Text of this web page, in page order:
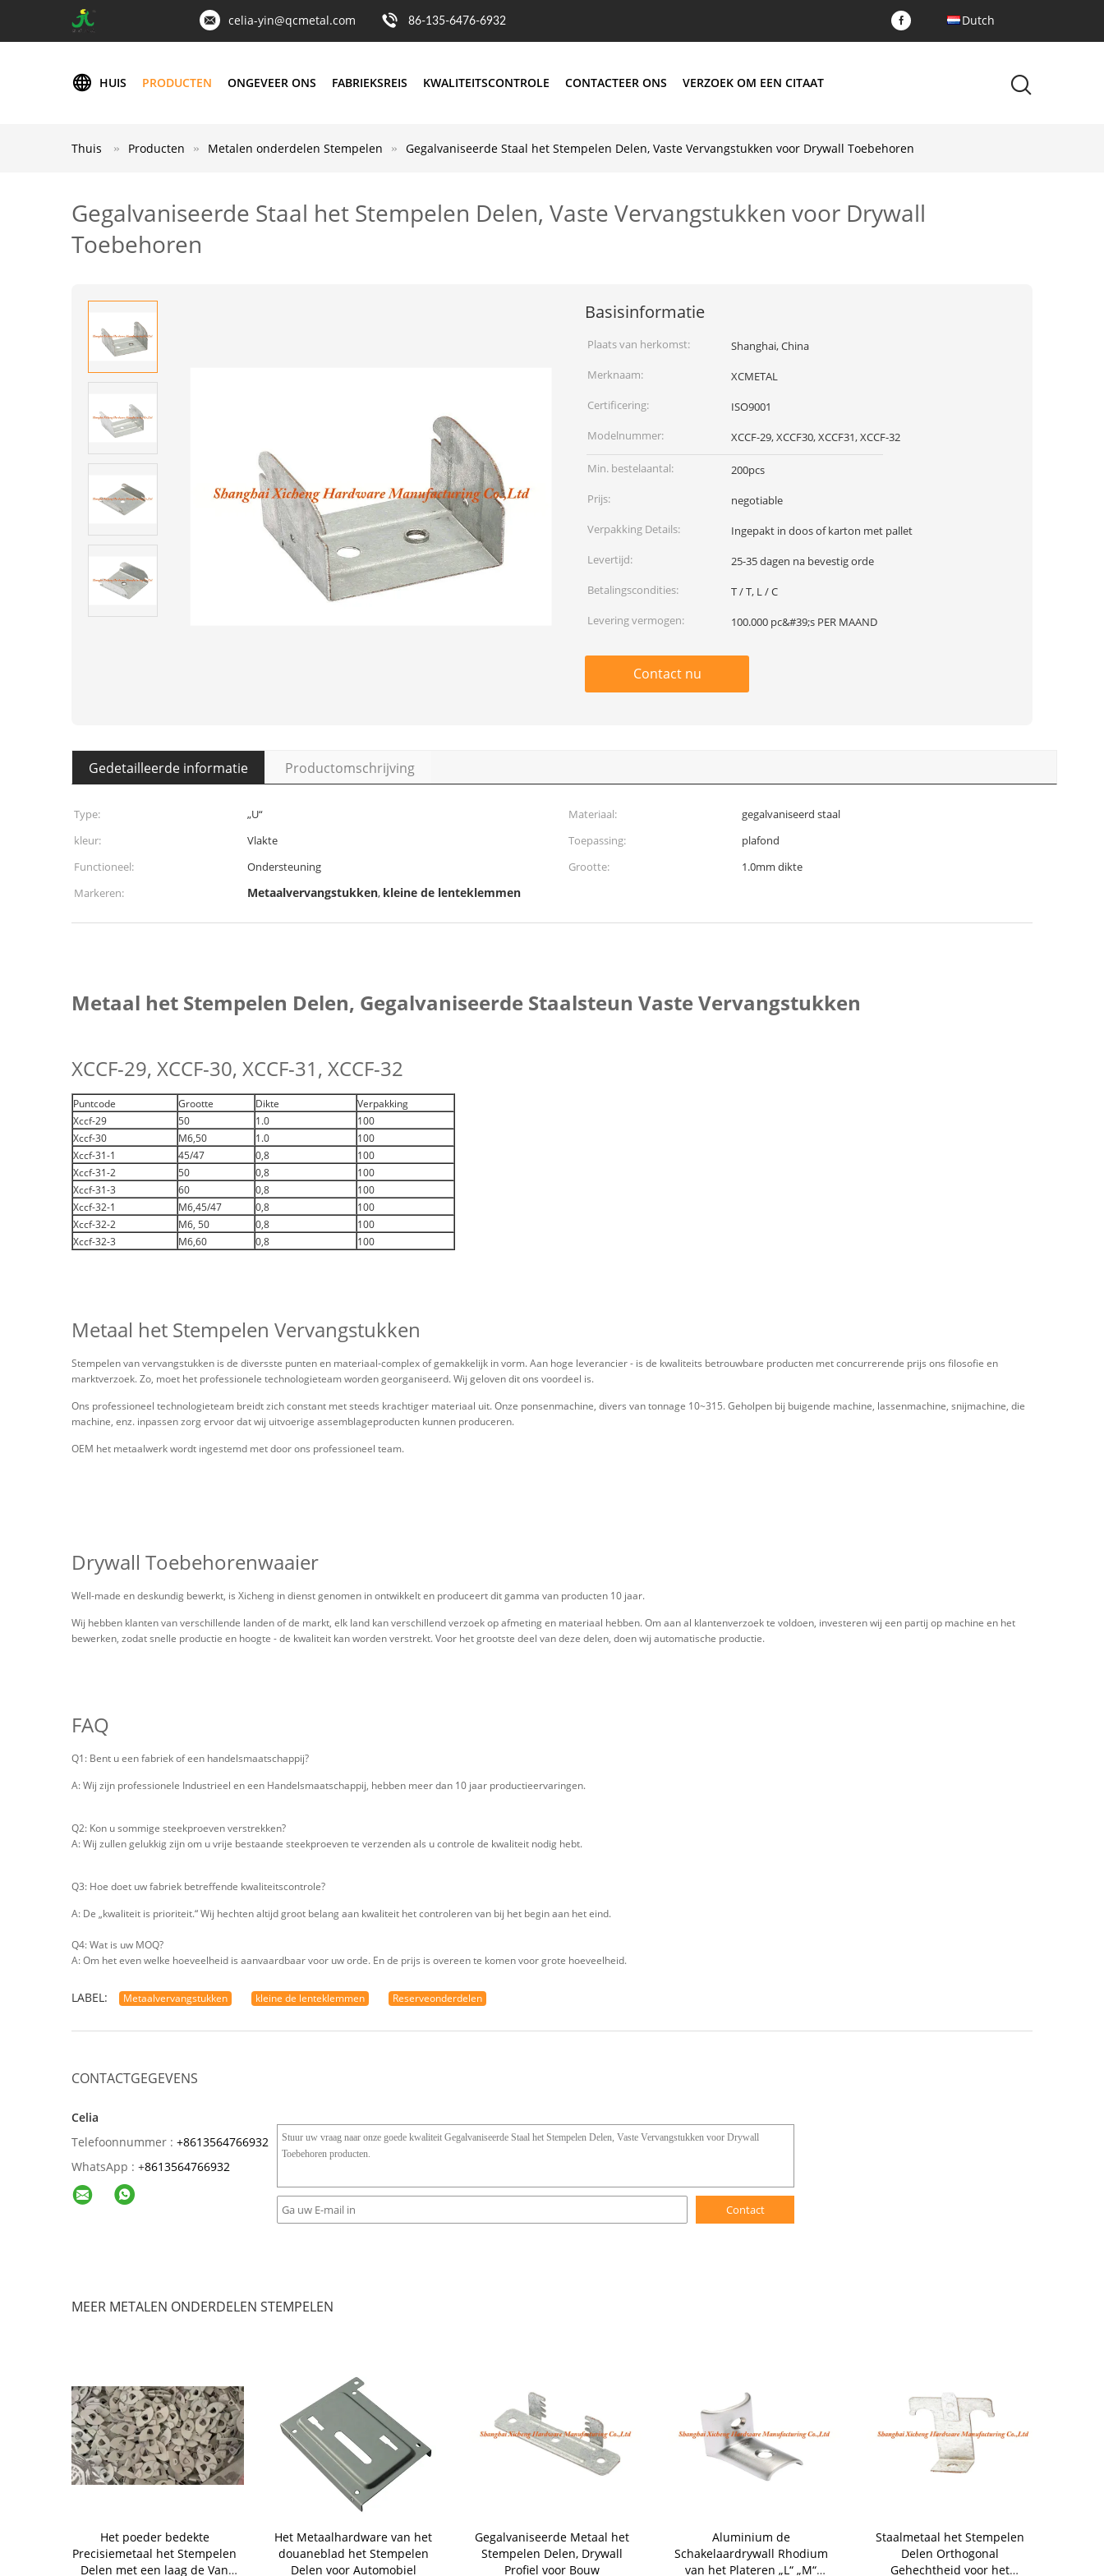
celia-yin@qcmetal.com 86-135-6476-6932 Dutch
HUIS PRODUCTEN ONGEVEER ONS FABRIEKSREIS KWALITEITSCONTROLE CONTACTEER ONS VERZOEK OM EEN CITAAT
Thuis Producten Metalen onderdelen Stempelen Gegalvaniseerde Staal het Stempelen Delen, Vaste Vervangstukken voor Drywall Toebehoren
Gegalvaniseerde Staal het Stempelen Delen, Vaste Vervangstukken voor Drywall
Toebehoren
Basisinformatie
Plaats van herkomst:
Shanghai, China
Merknaam:
XCMETAL
Certificering:
ISO9001
Modelnummer:
XCCF-29, XCCF30, XCCF31, XCCF-32
Min. bestelaantal:
200pcs
Prijs:
negotiable
Verpakking Details:
Ingepakt in doos of karton met pallet
Levertijd:
25-35 dagen na bevestig orde
Betalingscondities:
T / T, L / C
Levering vermogen:
100.000 pc&#39;s PER MAAND
Contact nu
Gedetailleerde informatie Productomschrijving
Type: „U“ Materiaal:
gegalvaniseerd staal
kleur:
Vlakte Toepassing:
plafond
Functioneel:
Ondersteuning Grootte:
1.0mm dikte
Markeren:
Metaalvervangstukken, kleine de lenteklemmen
Metaal het Stempelen Delen, Gegalvaniseerde Staalsteun Vaste Vervangstukken
XCCF-29, XCCF-30, XCCF-31, XCCF-32
Puntcode Grootte Dikte
Verpakking
Xccf-29
50 1.0
100
Xccf-30
M6,50 1.0
100
Xccf-31-1
45/47 0,8
100
Xccf-31-2
50 0,8
100
Xccf-31-3
60 0,8
100
Xccf-32-1
M6,45/47 0,8
100
Xccf-32-2
M6, 50 0,8
100
Xccf-32-3
M6,60 0,8 100
Metaal het Stempelen Vervangstukken
Stempelen van vervangstukken is de diversste punten en materiaal-complex of gemakkelijk in vorm. Aan hoge leverancier - is de kwaliteits betrouwbare producten met concurrerende prijs ons filosofie en
marktverzoek. Zo, moet het professionele technologieteam worden georganiseerd. Wij geloven dit ons voordeel is.
Ons professioneel technologieteam breidt zich constant met steeds krachtiger materiaal uit. Onze ponsenmachine, divers van tonnage 10~315. Geholpen bij buigende machine, lassenmachine, snijmachine, die
machine, enz. inpassen zorg ervoor dat wij uitvoerige assemblageproducten kunnen produceren.
OEM het metaalwerk wordt ingestemd met door ons professioneel team.
Drywall Toebehorenwaaier
Well-made en deskundig bewerkt, is Xicheng in dienst genomen in ontwikkelt en produceert dit gamma van producten 10 jaar.
Wij hebben klanten van verschillende landen of de markt, elk land kan verschillend verzoek op afmeting en materiaal hebben. Om aan al klantenverzoek te voldoen, investeren wij een partij op machine en het
bewerken, zodat snelle productie en hoogte - de kwaliteit kan worden verstrekt. Voor het grootste deel van deze delen, doen wij automatische productie.
FAQ
Q1: Bent u een fabriek of een handelsmaatschappij?
A: Wij zijn professionele Industrieel en een Handelsmaatschappij, hebben meer dan 10 jaar productieervaringen.
Q2: Kon u sommige steekproeven verstrekken?
A: Wij zullen gelukkig zijn om u vrije bestaande steekproeven te verzenden als u controle de kwaliteit nodig hebt.
Q3: Hoe doet uw fabriek betreffende kwaliteitscontrole?
A: De „kwaliteit is prioriteit.“ Wij hechten altijd groot belang aan kwaliteit het controleren van bij het begin aan het eind.
Q4: Wat is uw MOQ?
A: Om het even welke hoeveelheid is aanvaardbaar voor uw orde. En de prijs is overeen te komen voor grote hoeveelheid.
LABEL: Metaalvervangstukken kleine de lenteklemmen Reserveonderdelen
CONTACTGEGEVENS
Celia
Telefoonnummer : +8613564766932
WhatsApp : +8613564766932
Contact
MEER METALEN ONDERDELEN STEMPELEN
Het poeder bedekte
Precisiemetaal het Stempelen
Delen met een laag de Van
Het Metaalhardware van het
douaneblad het Stempelen
Delen voor Automobiel
Gegalvaniseerde Metaal het
Stempelen Delen, Drywall
Profiel voor Bouw
Aluminium de
Schakelaardrywall Rhodium
van het Plateren „L“ „M“
Staalmetaal het Stempelen
Delen Orthogonal
Gehechtheid voor het